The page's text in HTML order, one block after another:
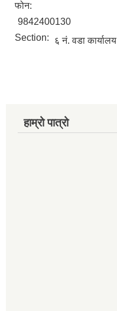
फोन:
9842400130
Section:
६ नं. वडा कार्यालय
हाम्रो पात्रो